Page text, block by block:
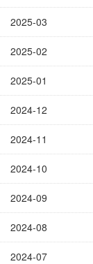
2025-03
2025-02
2025-01
2024-12
2024-11
2024-10
2024-09
2024-08
2024-07